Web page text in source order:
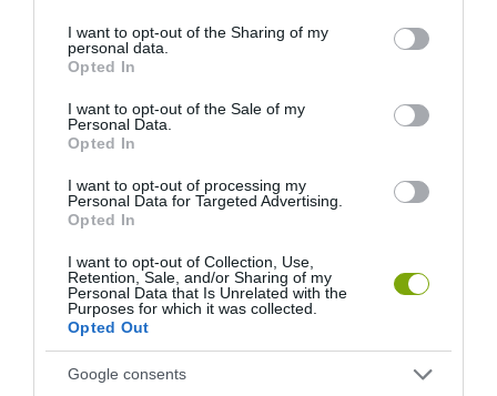
not limited to your visit or usage behaviour. You may click to
grant or deny consent to Google and its third-party tags to
use your data for below specified purposes in below Google
consent section.
I want to opt-out of the Sharing of my
personal data.
Opted In
I want to opt-out of the Sale of my
Personal Data.
Opted In
I want to opt-out of processing my
Personal Data for Targeted Advertising.
Opted In
I want to opt-out of Collection, Use,
Retention, Sale, and/or Sharing of my
Personal Data that Is Unrelated with the
Purposes for which it was collected.
Opted Out
Google consents
A BAB – A FÖLD ALÁ IS BELESHETÜNK!
KÖVETKEZŐ CIKK
EZT AZ ÚJ IMAX FILMET MINDENKINEK LÁTNIA KELLENE –
HASONLÓ ÉRDEKESSÉGEK